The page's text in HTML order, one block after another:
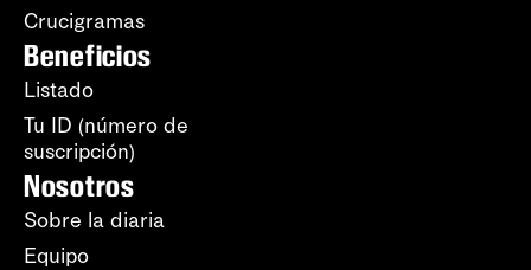
Crucigramas
Beneficios
Listado
Tu ID (número de
suscripción)
Nosotros
Sobre la diaria
Equipo